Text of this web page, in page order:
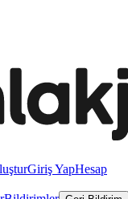
Giriş YapHesap